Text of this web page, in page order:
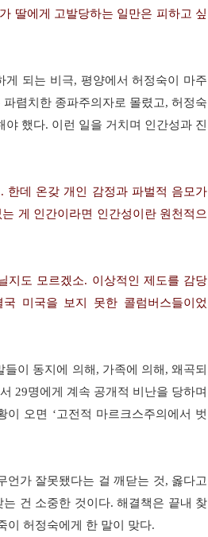
딸에게 고발당하는 일만은 피하고 싶
게 되는 비극, 평양에서 허정숙이 마주
렴치한 종파주의자로 몰렸고, 허정숙
야 했다. 이런 일을 거치며 인간성과 진
. 한데 온갖 개인 감정과 파벌적 음모가
게 인간이라면 인간성이란 원천적으
지도 모르겠소. 이상적인 제도를 감당
국 미국을 보지 못한 콜럼버스들이었
들이 동지에 의해 , 가족에 의해 , 왜곡되
29명에게 계속 공개적 비난을 당하며
이 오면 ‘고전적 마르크스주의에서 벗
언가 잘못됐다는 걸 깨닫는 것, 옳다고
건 소중한 것이다.해결책은 끝내 찾
이 허정숙에게 한 말이 맞다.